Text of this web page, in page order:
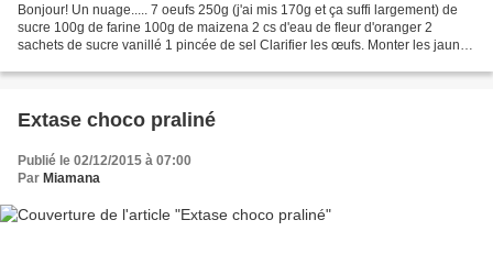
Bonjour! Un nuage..... 7 oeufs 250g (j'ai mis 170g et ça suffi largement) de
sucre 100g de farine 100g de maizena 2 cs d'eau de fleur d'oranger 2
sachets de sucre vanillé 1 pincée de sel Clarifier les œufs. Monter les jaunes
Extase choco praliné
Publié le 02/12/2015 à 07:00
Par Miamana